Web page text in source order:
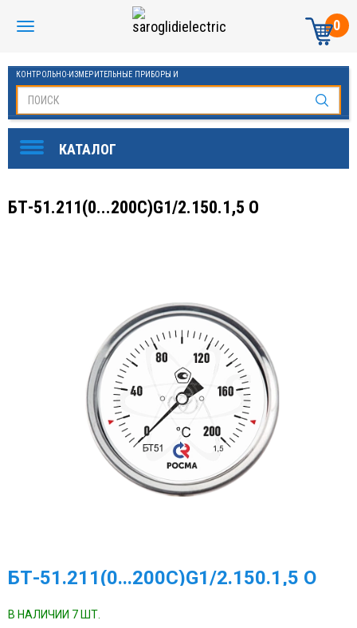
0
КОНТРОЛЬНО-ИЗМЕРИТЕЛЬНЫЕ ПРИБОРЫ И
БТ-51.211(0...200С)G1/2.150.1,5 О
БТ-51.211(0...200С)G1/2.150.1,5 О
В НАЛИЧИИ 7 ШТ.